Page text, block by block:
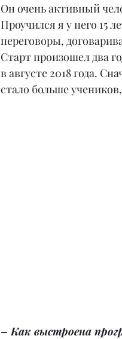
Он очень активный
Проучился я у него 15
переговоры,
Старт произошел два
в августе 2018 года.
стало больше
– Как выстроена